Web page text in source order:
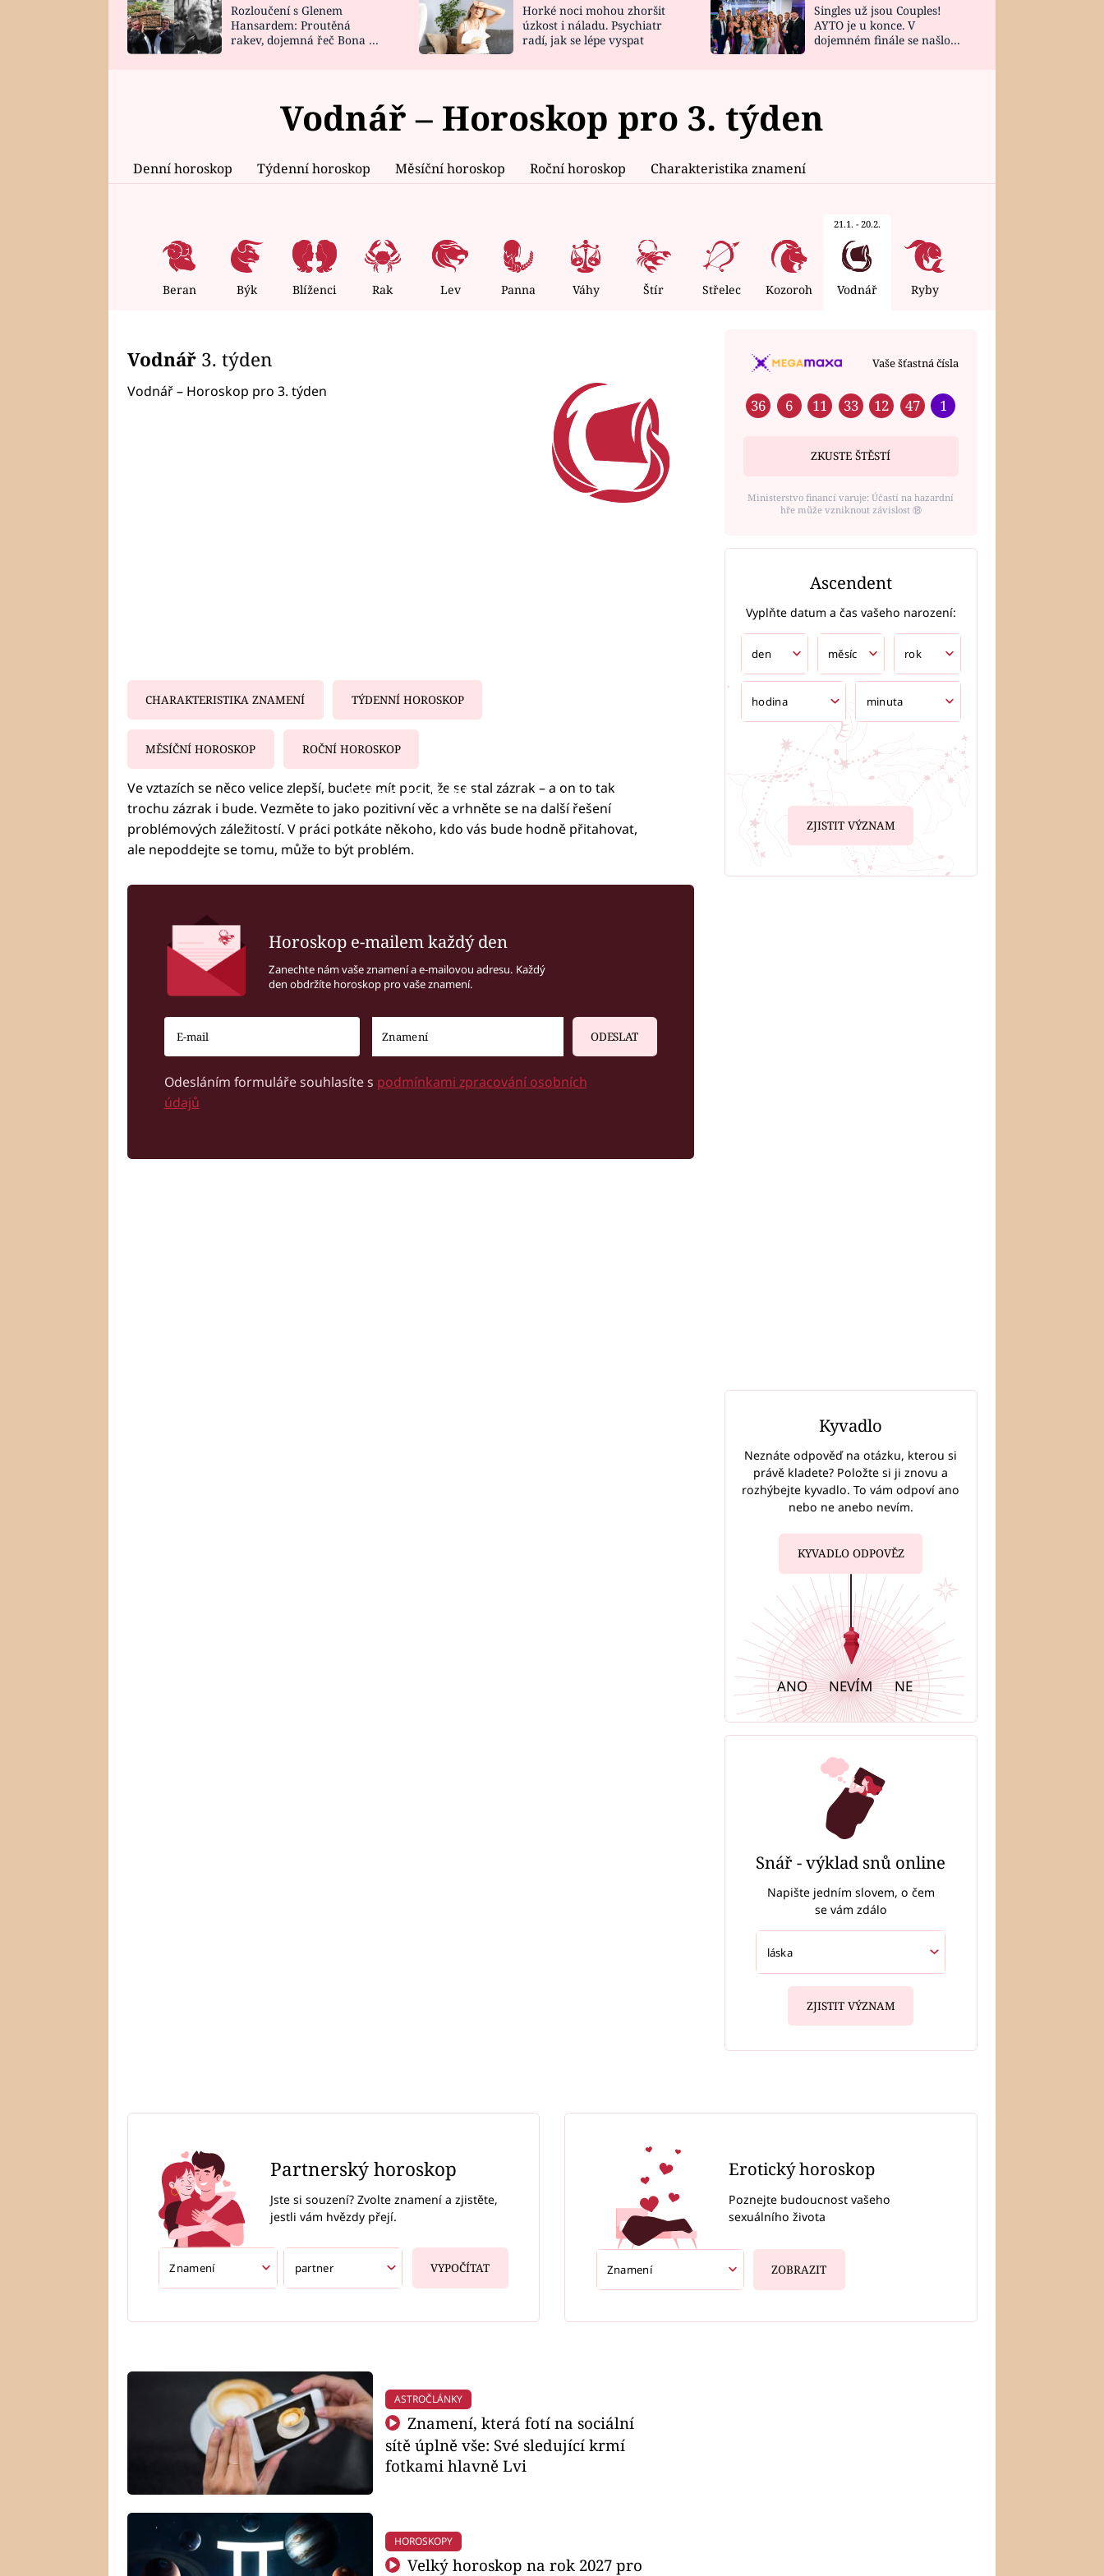
HOROSKOP NA
CELEBRITY
VAŘENÍ
NOVINKY
VIDEORECEPTY
ZAHRADA
DESIGN
Rozloučení s Glenem
Hansardem: Proutěná
rakev, dojemná řeč Bona a
Horké noci mohou zhoršit
úzkost i náladu. Psychiatr
radí, jak se lépe vyspat
Singles už jsou Couples!
AYTO je u konce. V
dojemném finále se našlo
Vodnář – Horoskop pro 3. týden
Denní horoskop Týdenní horoskop Měsíční horoskop Roční horoskop Charakteristika znamení
Beran Býk Blíženci Rak Lev Panna Váhy Štír Střelec Kozoroh
21.1. - 20.2.
Vodnář Ryby
Vodnář 3. týden
Vodnář – Horoskop pro 3. týden
CHARAKTERISTIKA ZNAMENÍ TÝDENNÍ HOROSKOP
MĚSÍČNÍ HOROSKOP ROČNÍ HOROSKOP
Failed to fetch
Ve vztazích se něco velice zlepší, budete mít pocit, že se stal zázrak – a on to tak
trochu zázrak i bude. Vezměte to jako pozitivní věc a vrhněte se na další řešení
problémových záležitostí. V práci potkáte někoho, kdo vás bude hodně přitahovat,
ale nepoddejte se tomu, může to být problém.
Horoskop e-mailem každý den
Zanechte nám vaše znamení a e-mailovou adresu. Každý
den obdržíte horoskop pro vaše znamení.
ODESLAT
Odesláním formuláře souhlasíte s podmínkami zpracování osobních
údajů
Vaše šťastná čísla
36 6 11 33 12 47 1
ZKUSTE ŠTĚSTÍ
Ministerstvo financí varuje: Účastí na hazardní
hře může vzniknout závislost ⑱
Ascendent
Vyplňte datum a čas vašeho narození:
ZJISTIT VÝZNAM
Kyvadlo
Neznáte odpověď na otázku, kterou si
právě kladete? Položte si ji znovu a
rozhýbejte kyvadlo. To vám odpoví ano
nebo ne anebo nevím.
KYVADLO ODPOVĚZ
ANO NEVÍM NE
Snář - výklad snů online
Napište jedním slovem, o čem
se vám zdálo
ZJISTIT VÝZNAM
Partnerský horoskop
Jste si souzení? Zvolte znamení a zjistěte,
jestli vám hvězdy přejí.
VYPOČÍTAT
Erotický horoskop
Poznejte budoucnost vašeho
sexuálního života
ZOBRAZIT
ASTROČLÁNKY
Znamení, která fotí na sociální
sítě úplně vše: Své sledující krmí
fotkami hlavně Lvi
HOROSKOPY
Velký horoskop na rok 2027 pro